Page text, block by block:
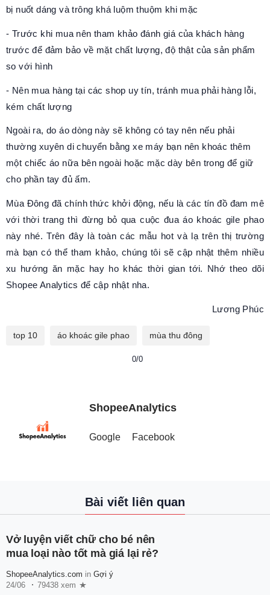
bị nuốt dáng và trông khá luộm thuộm khi mặc
- Trước khi mua nên tham khảo đánh giá của khách hàng
trước để đảm bảo về mặt chất lượng, độ thật của sản phẩm
so với hình
- Nên mua hàng tại các shop uy tín, tránh mua phải hàng lỗi,
kém chất lượng
Ngoài ra, do áo dòng này sẽ không có tay nên nếu phải
thường xuyên di chuyển bằng xe máy bạn nên khoác thêm
một chiếc áo nữa bên ngoài hoặc mặc dày bên trong để giữ
cho phần tay đủ ấm.
Mùa Đông đã chính thức khởi động, nếu là các tín đồ đam mê
với thời trang thì đừng bỏ qua cuộc đua áo khoác gile phao
này nhé. Trên đây là toàn các mẫu hot và lạ trên thị trường
mà bạn có thể tham khảo, chúng tôi sẽ cập nhật thêm nhiều
xu hướng ăn mặc hay ho khác thời gian tới. Nhớ theo dõi
Shopee Analytics để cập nhật nha.
Lương Phúc
top 10 áo khoác gile phao mùa thu đông
0/0
ShopeeAnalytics
Google Facebook
Bài viết liên quan
Vở luyện viết chữ cho bé nên
mua loại nào tốt mà giá lại rẻ?
ShopeeAnalytics.com in Gợi ý
24/06
79438 xem